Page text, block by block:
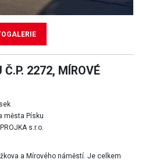
Č.P. 2272, MÍROVÉ
města Písku
s.r.o.
a Mírového náměstí. Je celkem